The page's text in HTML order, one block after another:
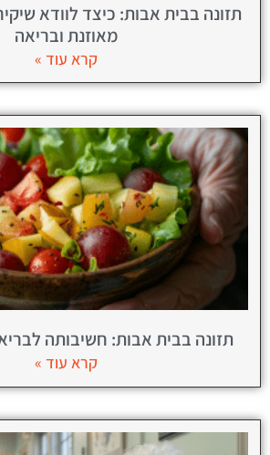
תזונה בבית אבות: כיצד לוודא
מאוזנת ובריאה
קרא עוד »
תזונה בבית אבות: חשיבותה
קרא עוד »